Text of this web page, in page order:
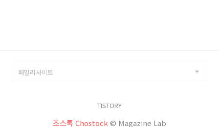
TISTORY
조스톡 Chostock © Magazine Lab